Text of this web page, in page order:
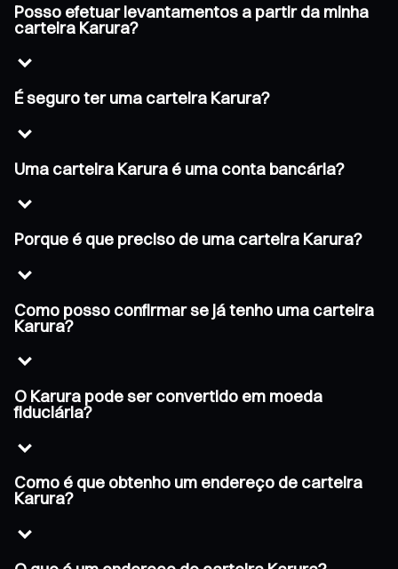
Posso efetuar levantamentos a partir da minha
carteira Karura?
É seguro ter uma carteira Karura?
Uma carteira Karura é uma conta bancária?
Porque é que preciso de uma carteira Karura?
Como posso confirmar se já tenho uma carteira
Karura?
O Karura pode ser convertido em moeda
fiduciária?
Como é que obtenho um endereço de carteira
Karura?